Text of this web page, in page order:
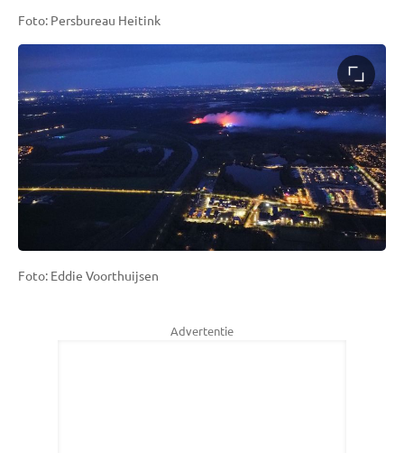
Foto: Persbureau Heitink
Foto: Eddie Voorthuijsen
Advertentie